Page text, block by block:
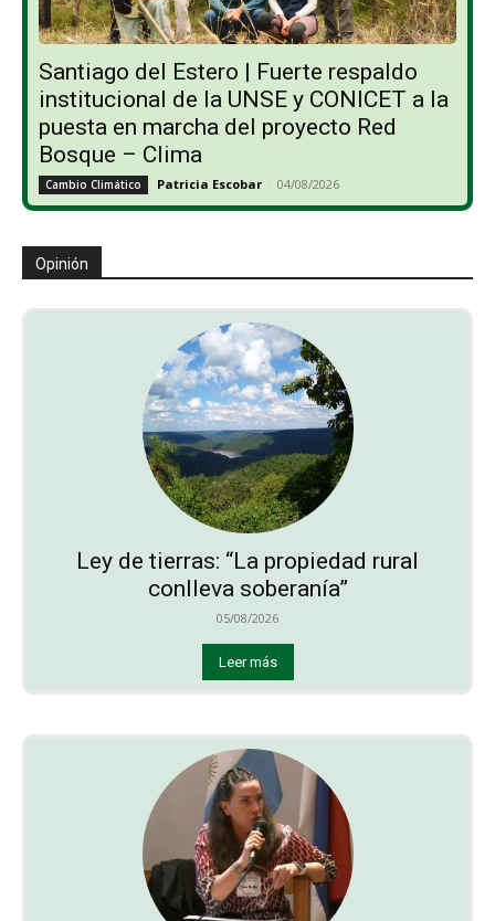
Santiago del Estero | Fuerte respaldo
institucional de la UNSE y CONICET a la
puesta en marcha del proyecto Red
Bosque – Clima
Cambio Climático Patricia Escobar - 04/08/2026
Opinión
Ley de tierras: “La propiedad rural
conlleva soberanía”
05/08/2026
Leer más